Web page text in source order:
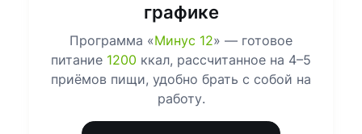
графике
Программа «Минус 12» — готовое
питание 1200 ккал, рассчитанное на 4–5
приёмов пищи, удобно брать с собой на
работу.